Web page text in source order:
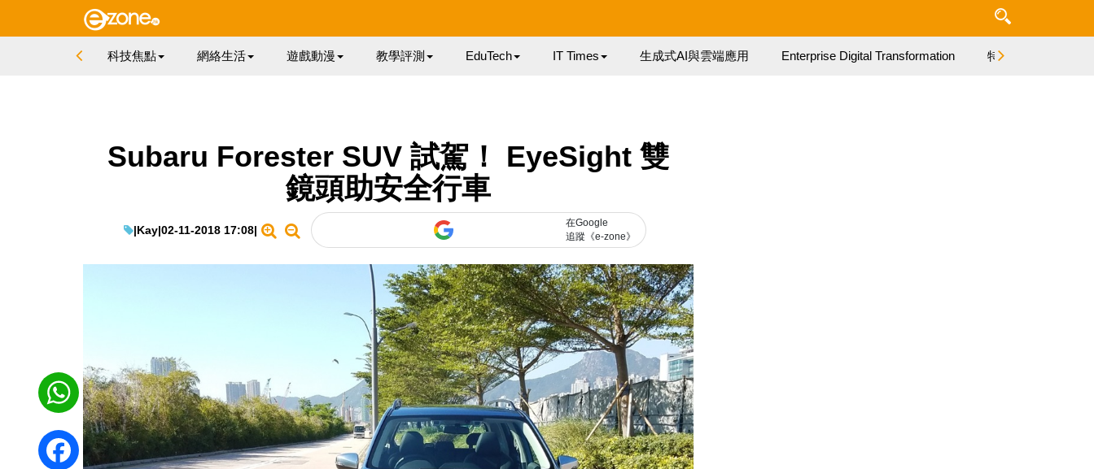
科技焦點 網絡生活 遊戲動漫 教學評測 EduTech IT Times 生成式AI與雲端應用 Enterprise Digital Transformation 特集
Subaru Forester SUV 試駕！ EyeSight 雙
鏡頭助安全行車
|Kay|02-11-2018 17:08|
在Google
追蹤《e-zone》
WhatsApp